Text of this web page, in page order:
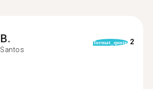
B.
Santos
format_quote 2